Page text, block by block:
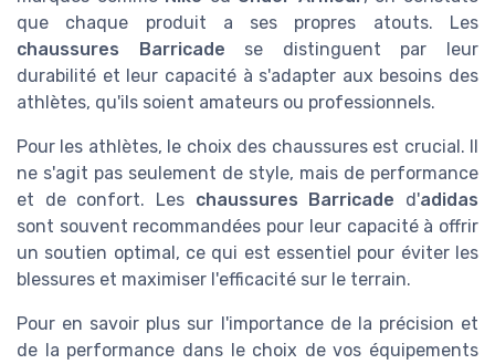
que chaque produit a ses propres atouts. Les
chaussures Barricade se distinguent par leur
durabilité et leur capacité à s'adapter aux besoins des
athlètes, qu'ils soient amateurs ou professionnels.
Pour les athlètes, le choix des chaussures est crucial. Il
ne s'agit pas seulement de style, mais de performance
et de confort. Les chaussures Barricade d'adidas
sont souvent recommandées pour leur capacité à offrir
un soutien optimal, ce qui est essentiel pour éviter les
blessures et maximiser l'efficacité sur le terrain.
Pour en savoir plus sur l'importance de la précision et
de la performance dans le choix de vos équipements